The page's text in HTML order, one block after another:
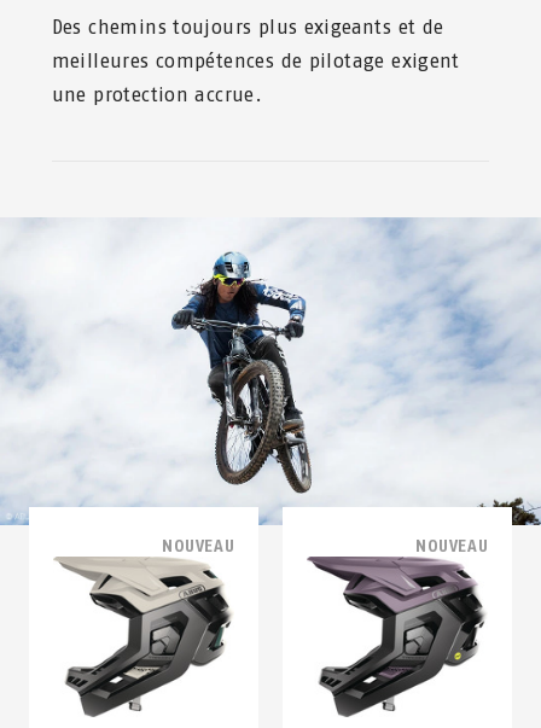
Des chemins toujours plus exigeants et de
meilleures compétences de pilotage exigent
une protection accrue.
NOUVEAU NOUVEAU